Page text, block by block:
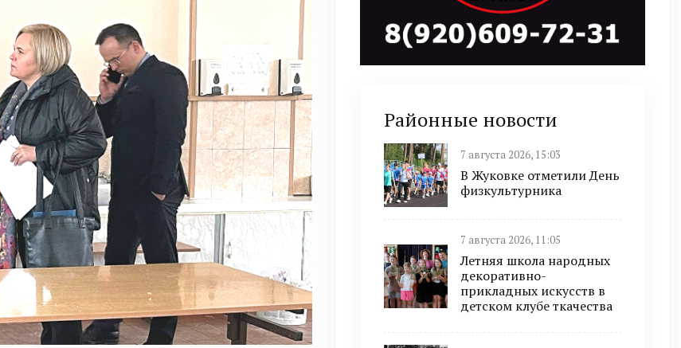
Районные новости
7 августа 2026, 15:03
В Жуковке отметили День
физкультурника
7 августа 2026, 11:05
Летняя школа народных
декоративно-
прикладных искусств в
детском клубе ткачества